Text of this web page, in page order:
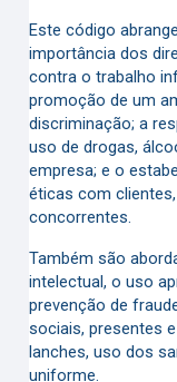
Este código
importância dos
contra o trabalho
promoção de um
discriminação; a
uso de drogas,
empresa; e o
éticas com
concorrentes.
Também são
intelectual, o uso
prevenção de
sociais, presentes
lanches, uso dos
uniforme.